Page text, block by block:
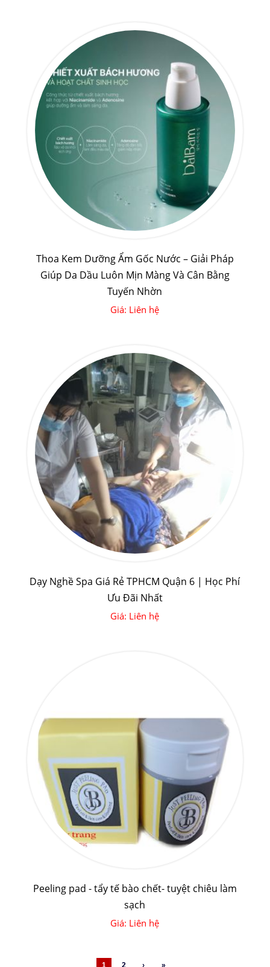
Thoa Kem Dưỡng Ẩm Gốc Nước – Giải Pháp
Giúp Da Dầu Luôn Mịn Màng Và Cân Bằng
Tuyến Nhờn
Giá: Liên hệ
Dạy Nghề Spa Giá Rẻ TPHCM Quận 6 | Học Phí
Ưu Đãi Nhất
Giá: Liên hệ
Peeling pad - tẩy tế bào chết- tuyệt chiêu làm
sạch
Giá: Liên hệ
1 2 › »